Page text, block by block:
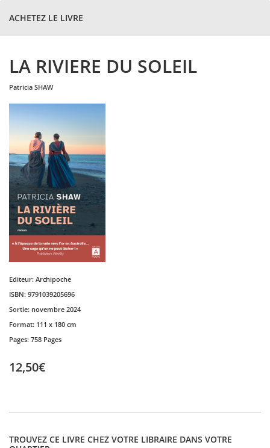
ACHETEZ LE LIVRE
LA RIVIERE DU SOLEIL
patricia SHAW
Editeur: Archipoche
ISBN: 9791039205696
Sortie: novembre 2024
Format: 111 x 180 cm
Pages: 758 Pages
12,50€
TROUVEZ CE LIVRE CHEZ VOTRE LIBRAIRE DANS VOTRE